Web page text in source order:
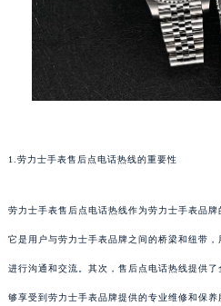
1.劳力士手表售后点电话热线的重要性
劳力士手表售后点电话热线作为劳力士手表品
它是用户与劳力士手表品牌之间的桥梁和纽带
进行沟通和交流。其次，售后点电话热线提供
够享受到劳力士手表品牌提供的专业维修和保养